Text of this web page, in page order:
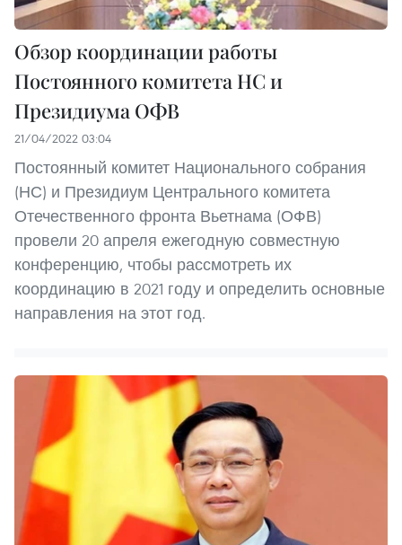
Обзор координации работы
Постоянного комитета НС и
Президиума ОФВ
21/04/2022 03:04
Постоянный комитет Национального собрания
(НС) и Президиум Центрального комитета
Отечественного фронта Вьетнама (ОФВ)
провели 20 апреля ежегодную совместную
конференцию, чтобы рассмотреть их
координацию в 2021 году и определить основные
направления на этот год.